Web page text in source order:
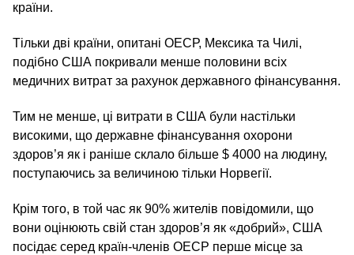
країни.
Тільки дві країни, опитані ОЕСР, Мексика та Чилі,
подібно США покривали менше половини всіх
медичних витрат за рахунок державного фінансування.
Тим не менше, ці витрати в США були настільки
високими, що державне фінансування охорони
здоров’я як і раніше склало більше $ 4000 на людину,
поступаючись за величиною тільки Норвегії.
Крім того, в той час як 90% жителів повідомили, що
вони оцінюють свій стан здоров’я як «добрий», США
посідає серед країн-членів ОЕСР перше місце за